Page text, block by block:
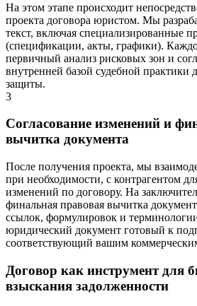
На этом этапе происходит
проекта договора юристом. Мы
текст, включая специализированные
(спецификации, акты, графики).
первичный анализ рисковых зон и
внутренней базой судебной практики
защиты.
3
Согласование изменений и
вычитка документа
После получения проекта, мы
при необходимости, с контрагентом
изменений по договору. На
финальная правовая вычитка
ссылок, формулировок и
юридический документ готовый к
соответствующий вашим
Договор как инструмент для
взыскания задолженности